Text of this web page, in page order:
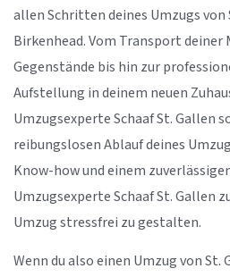
allen Schritten deines Umzugs von
Birkenhead. Vom Transport deiner
Gegenstände bis hin zur
Aufstellung in deinem neuen
Umzugsexperte Schaaf St. Gallen
reibungslosen Ablauf deines
Know-how und einem
Umzugsexperte Schaaf St. Gallen
Umzug stressfrei zu gestalten.
Wenn du also einen Umzug von St.